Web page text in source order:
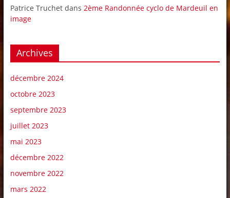
Patrice Truchetdans 2ème Randonnée cyclo de Mardeuil en
image
Archives
décembre 2024
octobre 2023
septembre 2023
juillet 2023
mai 2023
décembre 2022
novembre 2022
mars 2022